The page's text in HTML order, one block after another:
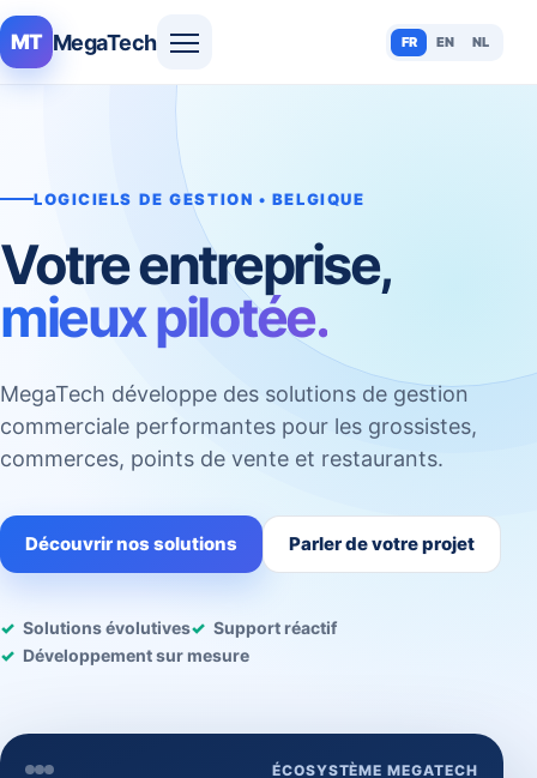
MT MegaTech FR EN NL
LOGICIELS DE GESTION • BELGIQUE
Votre entreprise,
mieux pilotée.
MegaTech développe des solutions de gestion
commerciale performantes pour les grossistes,
commerces, points de vente et restaurants.
Découvrir nos solutions Parler de votre projet
Solutions évolutives
Support réactif
Développement sur mesure
ÉCOSYSTÈME MEGATECH